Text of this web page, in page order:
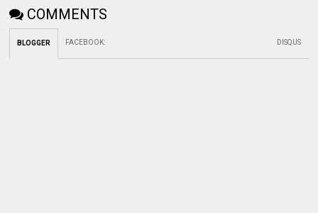
COMMENTS
BLOGGER FACEBOOK: DISQUS